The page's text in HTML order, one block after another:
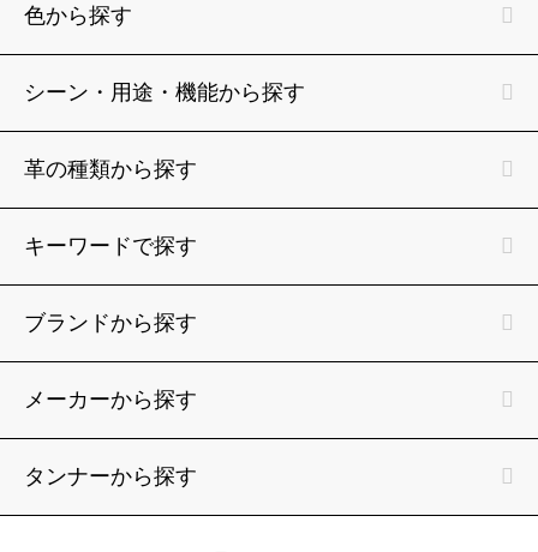
色から探す
シーン・用途・機能から探す
革の種類から探す
キーワードで探す
ブランドから探す
メーカーから探す
タンナーから探す